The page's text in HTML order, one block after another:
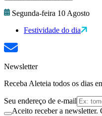
Segunda-feira 10 Agosto
Festividade do dia
Newsletter
Receba Aleteia todos os dias
Seu endereço de e-mail
Aceito receber a newsletter.